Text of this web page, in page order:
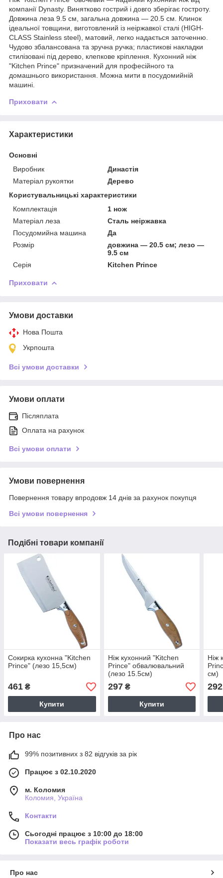
компанії Dynasty. Винятково гострий і довго зберігає гостроту.
Довжина леза 9.5 см, загальна довжина — 20.5 см. Клинок
ідеальної товщини, виготовлений із неіржавкої сталі (HIGH-
CLASS Stainless steel), матовий, легко надається заточенню.
Чудово збалансована та зручна ручка; пластикові накладки
стилізовані під дерево, клепкове кріплення. Кухонний ніж
"Kitchen Prince" призначений для професійного та
домашнього використання. Можна мити в посудомийній
машині.
Приховати
Характеристики
Основні
Виробник
Династія
Матеріал рукоятки
Дерево
Користувальницькі характеристики
Комплектація
1 нож
Матеріал леза
Сталь неіржавка
Посудомийна машина
Да
Розмір
довжина — 20.5 см; лезо —
9.5 см
Серія
Kitchen Prince
Приховати
Умови доставки
Нова Пошта
Укрпошта
Всі умови доставки
Умови оплати
Післяплата
Оплата на рахунок
Всі умови оплати
Умови повернення
Повернення товару впродовж 14 днів за рахунок покупця
Всі умови повернення
Подібні товари компанії
Сокирка кухонна "Kitchen
Prince" (лезо 15,5см)
461 ₴
Купити
Ніж кухонний "Kitchen
Prince" обвалювальний
(лезо 15.5см)
297₴
Купити
Ніж
см)
292
Про нас
99% позитивних з 82 відгуків за рік
Працює з 02.10.2020
м. Коломия
Коломия, Україна
Контакти
Сьогодні працює з 10:00 до 18:00
Показати весь графік роботи
Про нас